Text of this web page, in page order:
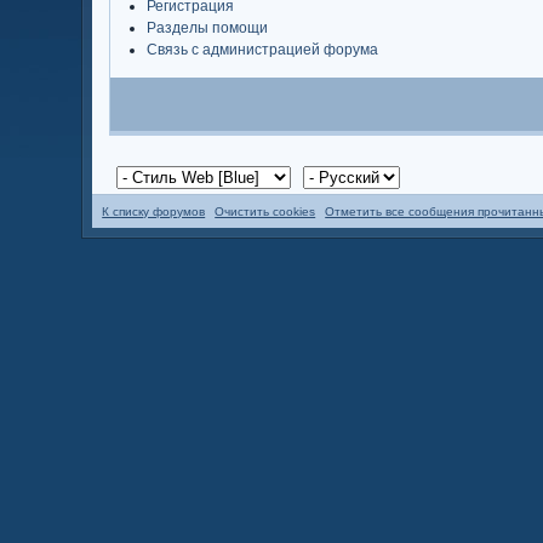
Регистрация
Разделы помощи
Связь с администрацией форума
К списку форумов Очистить cookies Отметить все сообщения